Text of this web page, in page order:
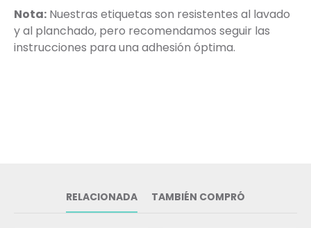
Nota: Nuestras etiquetas son resistentes al lavado
y al planchado, pero recomendamos seguir las
instrucciones para una adhesión óptima.
RELACIONADA TAMBIÉN COMPRÓ